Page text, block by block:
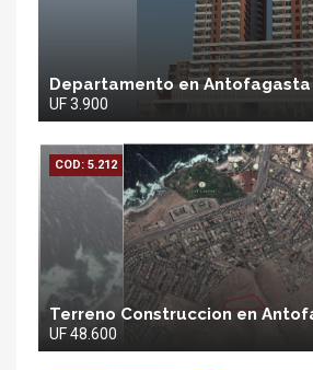
Departamento en Antofagasta
UF 3.900
COD: 5.212
Terreno Construccion en
UF 48.600